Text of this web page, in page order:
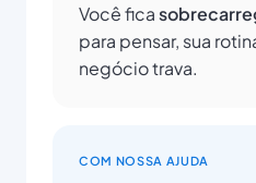
Você fica
para pensar, sua
negócio trava.
COM NOSSA AJUDA